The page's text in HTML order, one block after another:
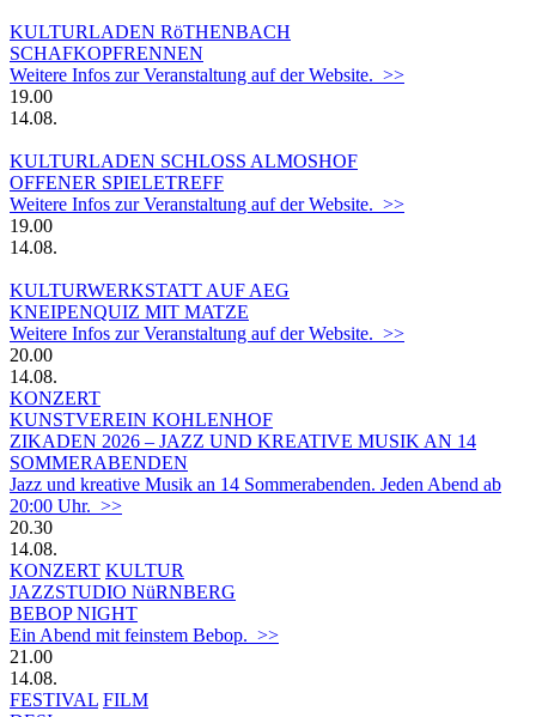
KULTURLADEN RöTHENBACH
SCHAFKOPFRENNEN
Weitere Infos zur Veranstaltung auf der Website. >>
19.00
14.08.
KULTURLADEN SCHLOSS ALMOSHOF
OFFENER SPIELETREFF
Weitere Infos zur Veranstaltung auf der Website. >>
19.00
14.08.
KULTURWERKSTATT AUF AEG
KNEIPENQUIZ MIT MATZE
Weitere Infos zur Veranstaltung auf der Website. >>
20.00
14.08.
KONZERT
KUNSTVEREIN KOHLENHOF
ZIKADEN 2026 – JAZZ UND KREATIVE MUSIK AN 14
SOMMERABENDEN
Jazz und kreative Musik an 14 Sommerabenden. Jeden Abend ab
20:00 Uhr. >>
20.30
14.08.
KONZERT KULTUR
JAZZSTUDIO NüRNBERG
BEBOP NIGHT
Ein Abend mit feinstem Bebop. >>
21.00
14.08.
FESTIVAL FILM